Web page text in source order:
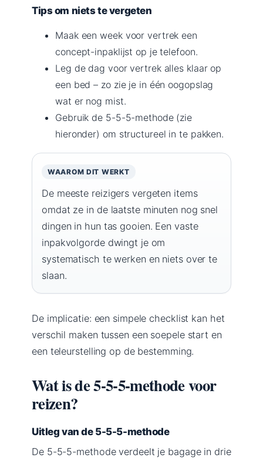
Tips om niets te vergeten
Maak een week voor vertrek een
concept-inpaklijst op je telefoon.
Leg de dag voor vertrek alles klaar op
een bed – zo zie je in één oogopslag
wat er nog mist.
Gebruik de 5-5-5-methode (zie
hieronder) om structureel in te pakken.
WAAROM DIT WERKT
De meeste reizigers vergeten items
omdat ze in de laatste minuten nog snel
dingen in hun tas gooien. Een vaste
inpakvolgorde dwingt je om
systematisch te werken en niets over te
slaan.
De implicatie: een simpele checklist kan het
verschil maken tussen een soepele start en
een teleurstelling op de bestemming.
Wat is de 5-5-5-methode voor
reizen?
Uitleg van de 5-5-5-methode
De 5-5-5-methode verdeelt je bagage in drie